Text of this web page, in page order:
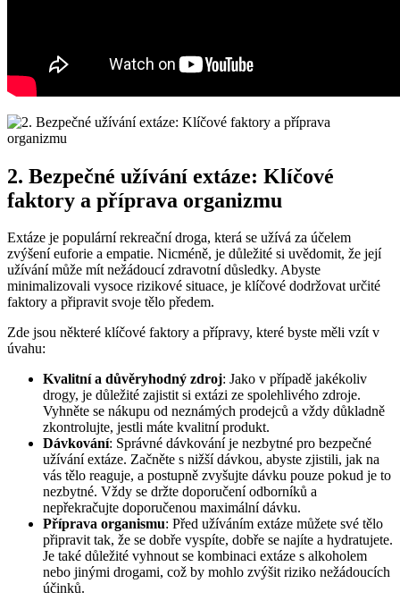
2. Bezpečné užívání extáze: Klíčové
faktory a příprava organizmu
Extáze je populární rekreační droga, která se užívá za účelem
zvýšení euforie a empatie. Nicméně, je důležité si uvědomit, že její
užívání může mít nežádoucí zdravotní důsledky. Abyste
minimalizovali vysoce rizikové situace, je klíčové dodržovat určité
faktory a připravit svoje tělo předem.
Zde jsou některé klíčové faktory a přípravy, které byste měli vzít v
úvahu:
Kvalitní a důvěryhodný zdroj: Jako v případě jakékoliv
drogy, je důležité zajistit si extázi ze spolehlivého zdroje.
Vyhněte se nákupu od neznámých prodejců a vždy důkladně
zkontrolujte, jestli máte kvalitní produkt.
Dávkování: Správné dávkování je nezbytné pro bezpečné
užívání extáze. Začněte s nižší dávkou, abyste zjistili, jak na
vás tělo reaguje, a postupně zvyšujte dávku pouze pokud je to
nezbytné. Vždy se držte doporučení odborníků a
nepřekračujte doporučenou maximální dávku.
Příprava organismu: Před užíváním extáze můžete své tělo
připravit tak, že se dobře vyspíte, dobře se najíte a hydratujete.
Je také důležité vyhnout se kombinaci extáze s alkoholem
nebo jinými drogami, což by mohlo zvýšit riziko nežádoucích
účinků.